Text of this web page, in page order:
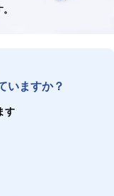
いますか？
す